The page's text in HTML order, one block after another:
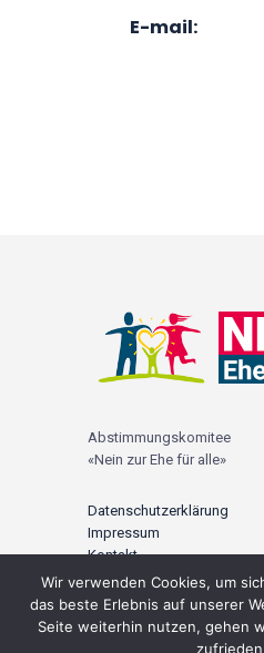
E-mail:
Abstimmungskomitee
«Nein zur Ehe für alle»
Datenschutzerklärung
Impressum
Kontakt
© 2021 |ehefueralle-nein.ch
Wir verwenden Cookies, um
das beste Erlebnis auf unserer
Seite weiterhin nutzen, gehen